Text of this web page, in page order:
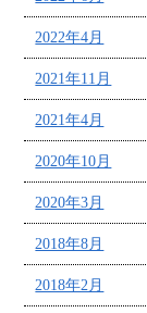
2022年4月
2021年11月
2021年4月
2020年10月
2020年3月
2018年8月
2018年2月